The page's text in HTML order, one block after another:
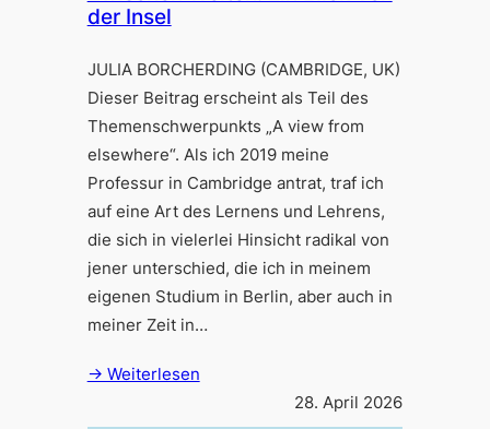
der Insel
JULIA BORCHERDING (CAMBRIDGE, UK)
Dieser Beitrag erscheint als Teil des
Themenschwerpunkts „A view from
elsewhere“. Als ich 2019 meine
Professur in Cambridge antrat, traf ich
auf eine Art des Lernens und Lehrens,
die sich in vielerlei Hinsicht radikal von
jener unterschied, die ich in meinem
eigenen Studium in Berlin, aber auch in
meiner Zeit in…
→ Weiterlesen
28. April 2026